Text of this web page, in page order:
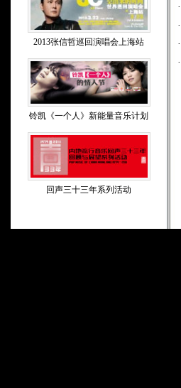
2013张信哲巡回演唱会上海站
铃凯《一个人》新能量音乐计划
回声三十三年系列活动
·
·
·
·